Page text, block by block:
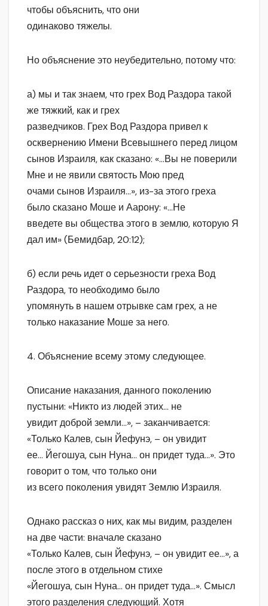
чтобы объяснить, что они
одинаково тяжелы.
Но объяснение это неубедительно, потому что:
а) мы и так знаем, что грех Вод Раздора такой
же тяжкий, как и грех
разведчиков. Грех Вод Раздора привел к
осквернению Имени Всевышнего перед лицом
сынов Израиля, как сказано: «…Вы не поверили
Мне и не явили святость Мою пред
очами сынов Израиля…», из-за этого греха
было сказано Моше и Аарону: «…Не
введете вы общества этого в землю, которую Я
дал им» (Бемидбар, 20:12);
б) если речь идет о серьезности греха Вод
Раздора, то необходимо было
упомянуть в нашем отрывке сам грех, а не
только наказание Моше за него.
4. Объяснение всему этому следующее.
Описание наказания, данного поколению
пустыни: «Никто из людей этих… не
увидит доброй земли…», – заканчивается:
«Только Калев, сын Йефунэ, – он увидит
ее… Йегошуа, сын Нуна… он придет туда…». Это
говорит о том, что только они
из всего поколения увидят Землю Израиля.
Однако рассказ о них, как мы видим, разделен
на две части: вначале сказано
«Только Калев, сын Йефунэ, – он увидит ее…», а
после этого в отдельном стихе
«Йегошуа, сын Нуна… он придет туда…». Смысл
этого разделения следующий. Хотя